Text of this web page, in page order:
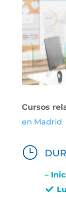
Cursos
en Madrid
}
–